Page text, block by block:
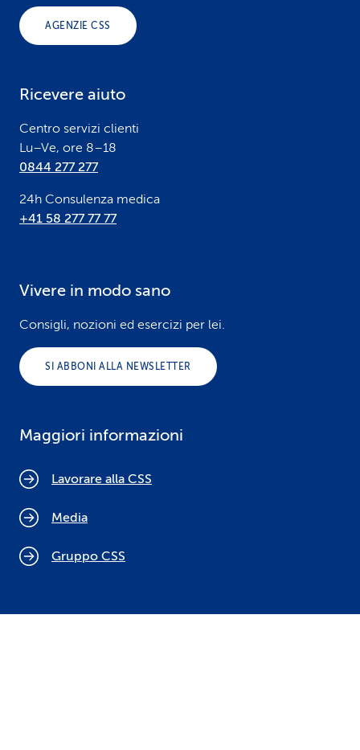
AGENZIE CSS
Ricevere aiuto
Centro servizi clienti
Lu–Ve, ore 8–18
0844 277 277
24h Consulenza medica
+41 58 277 77 77
Vivere in modo sano
Consigli, nozioni ed esercizi per lei.
SI ABBONI ALLA NEWSLETTER
Maggiori informazioni
Lavorare alla CSS
Media
Gruppo CSS